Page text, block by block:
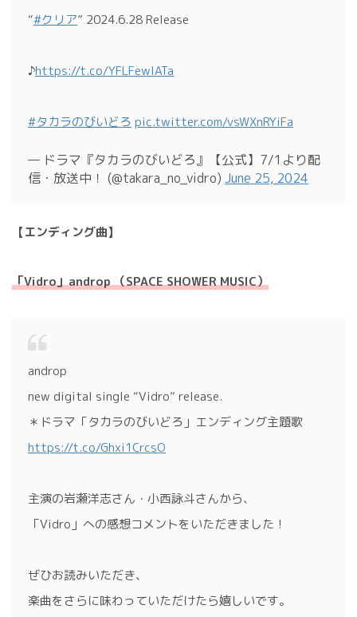
“#クリア” 2024.6.28 Release
♪https://t.co/YFLFewlATa
#タカラのびいどろ pic.twitter.com/vsWXnRYiFa
— ドラマ『タカラのびいどろ』【公式】7/1より配
信・放送中！ (@takara_no_vidro) June 25, 2024
【エンディング曲】
「Vidro」androp （SPACE SHOWER MUSIC）
androp
new digital single “Vidro” release.
＊ドラマ「タカラのびいどろ」エンディング主題歌
https://t.co/Ghxi1CrcsO
主演の岩瀬洋志さん・小西詠斗さんから、
「Vidro」への感想コメントをいただきました！
ぜひお読みいただき、
楽曲をさらに味わっていただけたら嬉しいです。